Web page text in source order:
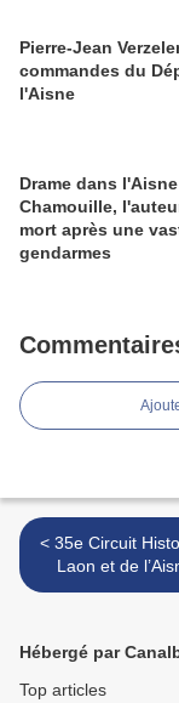
Pierre-Jean
commandes du
l'Aisne
Drame dans
Chamouille,
mort après une
gendarmes
< 35e Circuit Historique de
Laon et de
week-end de
Hébergé par
Top articles